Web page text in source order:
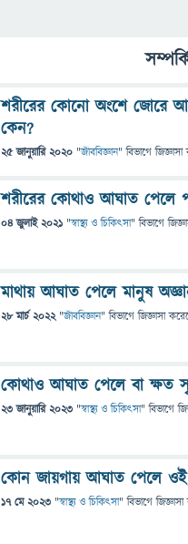
শরীরের কোনো অংশে জোরে
কেন?
25 জানুয়ারি 2020 "জীববিজ্ঞান" বিভাগে জিজ্ঞাসা
শরীরের কোথাও আঘাত পেলে
04 জুলাই 2021 "স্বাস্থ্য ও চিকিৎসা" বিভাগে
মাথায় আঘাত পেলে মানুষ
28 মার্চ 2022 "জীববিজ্ঞান" বিভাগে জিজ্ঞাসা
কোথাও আঘাত পেলে বা ক্ষত
23 জানুয়ারি 2023 "স্বাস্থ্য ও চিকিৎসা" বিভাগে
কোন জায়গায় আঘাত পেলে ওই
17 মে 2023 "স্বাস্থ্য ও চিকিৎসা" বিভাগে জিজ্ঞাসা